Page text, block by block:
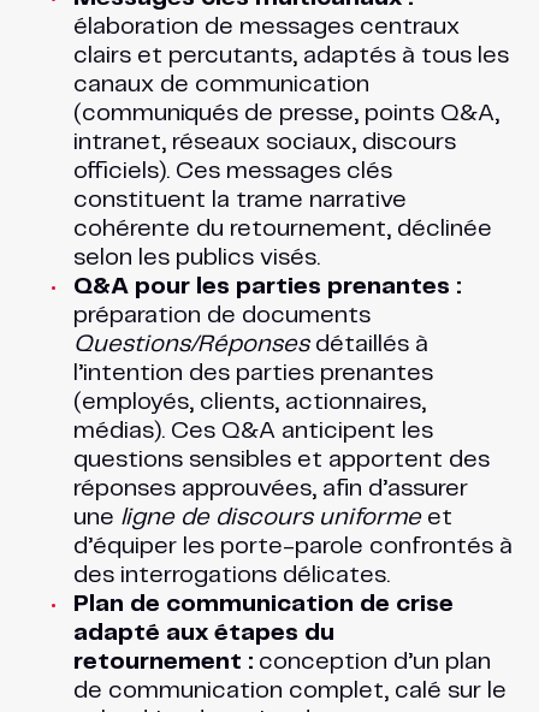
élaboration de messages centraux
clairs et percutants, adaptés à tous les
canaux de communication
(communiqués de presse, points Q&A,
intranet, réseaux sociaux, discours
officiels). Ces messages clés
constituent la trame narrative
cohérente du retournement, déclinée
selon les publics visés.
Q&A pour les parties prenantes :
préparation de documents
Questions/Réponsesdétaillés à
l’intention des parties prenantes
(employés, clients, actionnaires,
médias). Ces Q&A anticipent les
questions sensibles et apportent des
réponses approuvées, afin d’assurer
une ligne de discours uniformeet
d’équiper les porte-parole confrontés à
des interrogations délicates.
Plan de communication de crise
adapté aux étapes du
retournement :conception d’un plan
de communication complet, calé sur le